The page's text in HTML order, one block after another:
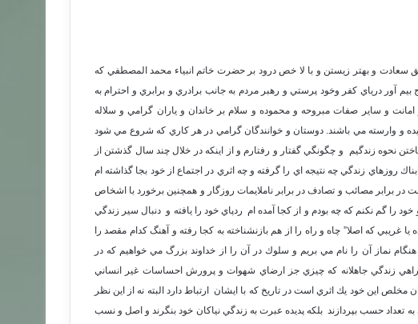
سعادت و بهتر زيستن و با لا خص درود بر حضرت خاتم انبياء محمد المصطفي كه
آور درياي كفر وخود پرستي و رهبر مردم به جانب برادري و برابري و احترام به
و ساير صفات مبروحه و محموده و سلام بر خاندان و ياران گرامي و سلاله
و وارسته مي باشند. دوستان و خوانندگان گرامي در هر كاري كه شروع مي شود
زندگيم و چگونگي گفتار و رفتارم و از اينكه در خلال چند سال گذشتن از
روزهاي زندگي چه نتيجه اي را گرفته و چه اثري در اجتماع از خود بجا گذاشته ام
برابر مصائب و تصادف در برابر ناملايمات روزگار و همچنين برخورد با اشخاص
را گم نكنم كه چه بودم و از كجا آمده ام ردپاي خود را يافته و دنبال سير زندگي
غريبي كه اصلا” چاه و راه را از هم بازنشناخته به كجا رفته و آهنگ كدام مقصد را
نماز آن را نام مي بريم و سلوك در آن را از خداوند بزرگ مي خواهيم كه در
زندگي جاهلانه كه چيزي جز ارضاي شهوات و پرورش احساسات غير انساني
اين خود يك اثري است در تاريخ كه با ايشان ارتباط دارد البته نه از اين نظر
تعداد حسب بپردازند بلكه پديده عبرت به زندگي نياكان خود بنگرند و اصل و نسب